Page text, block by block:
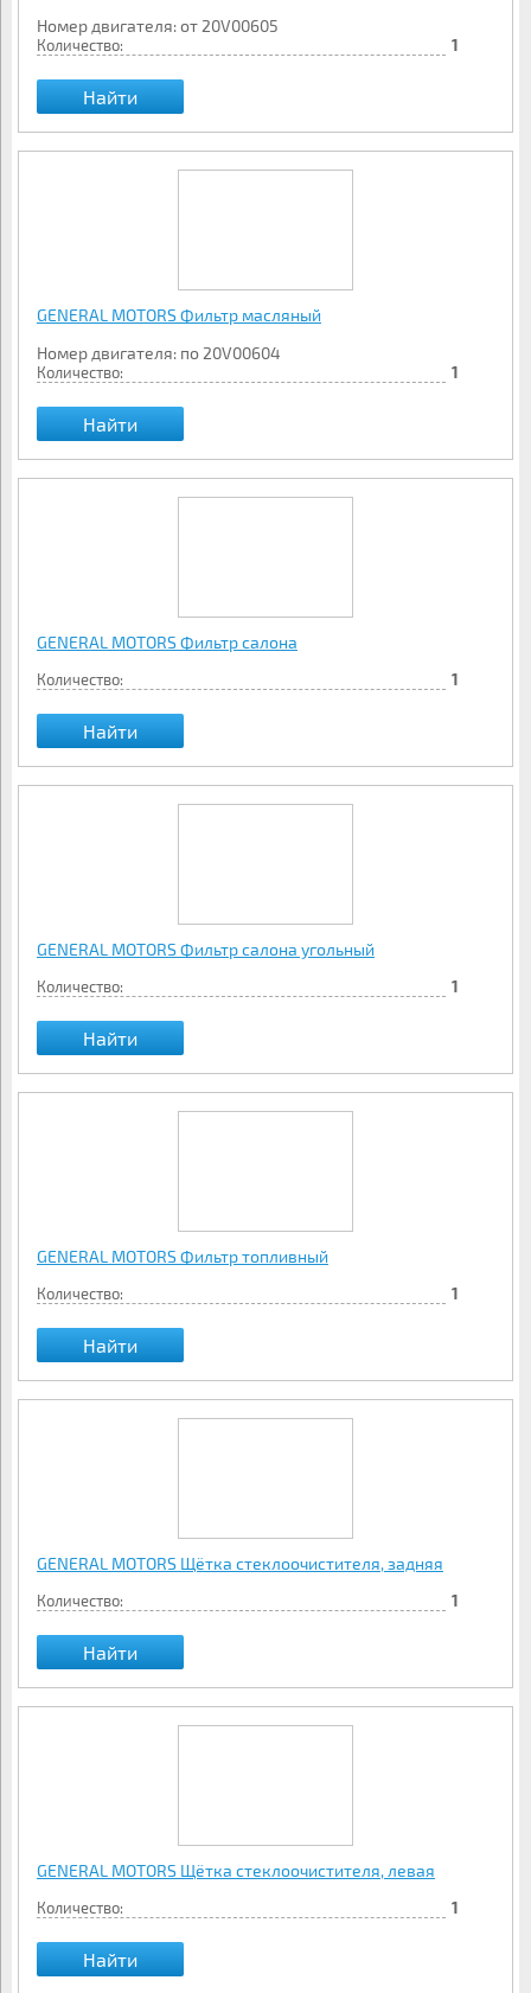
Номер двигателя: от 20V00605
Количество: 1
Найти
GENERAL MOTORS Фильтр масляный
Номер двигателя: по 20V00604
Количество: 1
Найти
GENERAL MOTORS Фильтр салона
Количество: 1
Найти
GENERAL MOTORS Фильтр салона угольный
Количество: 1
Найти
GENERAL MOTORS Фильтр топливный
Количество: 1
Найти
GENERAL MOTORS Щётка стеклоочистителя, задняя
Количество: 1
Найти
GENERAL MOTORS Щётка стеклоочистителя, левая
Количество: 1
Найти